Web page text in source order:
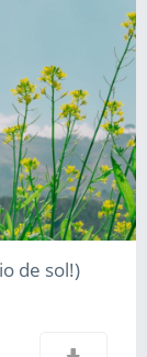
de sol!)